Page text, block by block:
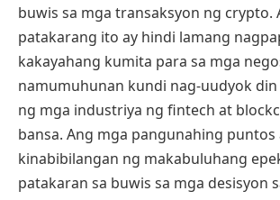
buwis sa mga transaksyon ng crypto.
patakarang ito ay hindi lamang
kakayahang kumita para sa mga
namumuhunan kundi nag-uudyok din
ng mga industriya ng fintech at
bansa. Ang mga pangunahing puntos
kinabibilangan ng makabuluhang
patakaran sa buwis sa mga desisyon